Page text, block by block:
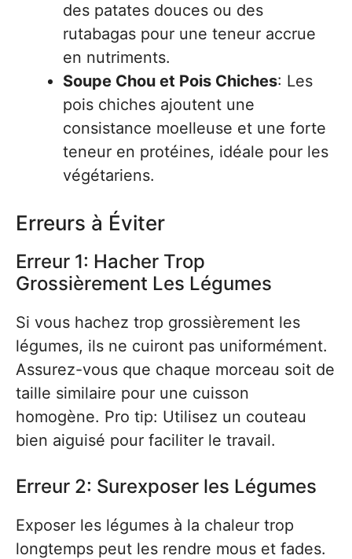
des patates douces ou des
rutabagas pour une teneur accrue
en nutriments.
Soupe Chou et Pois Chiches: Les
pois chiches ajoutent une
consistance moelleuse et une forte
teneur en protéines, idéale pour les
végétariens.
Erreurs à Éviter
Erreur 1: Hacher Trop
Grossièrement Les Légumes
Si vous hachez trop grossièrement les
légumes, ils ne cuiront pas uniformément.
Assurez-vous que chaque morceau soit de
taille similaire pour une cuisson
homogène. Pro tip: Utilisez un couteau
bien aiguisé pour faciliter le travail.
Erreur 2: Surexposer les Légumes
Exposer les légumes à la chaleur trop
longtemps peut les rendre mous et fades.